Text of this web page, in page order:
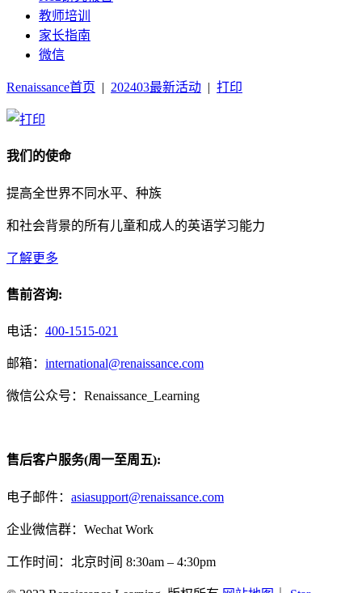
教师培训
家长指南
微信
Renaissance首页 | 202403最新活动 | 打印
我们的使命
提高全世界不同水平、种族
和社会背景的所有儿童和成人的英语学习能力
了解更多
售前咨询:
电话： 400-1515-021
邮箱： international@renaissance.com
微信公众号：Renaissance_Learning
售后客户服务(周一至周五):
电子邮件： asiasupport@renaissance.com
企业微信群：Wechat Work
工作时间：北京时间 8:30am – 4:30pm